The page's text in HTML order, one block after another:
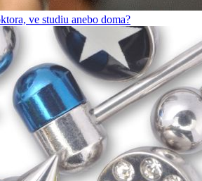
ve studiu anebo doma?